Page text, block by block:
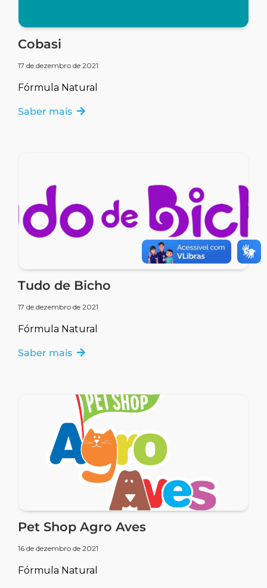
Cobasi
17 de dezembro de 2021
Fórmula Natural
Saber mais
Tudo de Bicho
17 de dezembro de 2021
Fórmula Natural
Saber mais
Pet Shop Agro Aves
16 de dezembro de 2021
Fórmula Natural